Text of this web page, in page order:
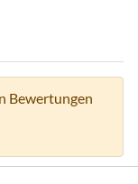
Bewertungen